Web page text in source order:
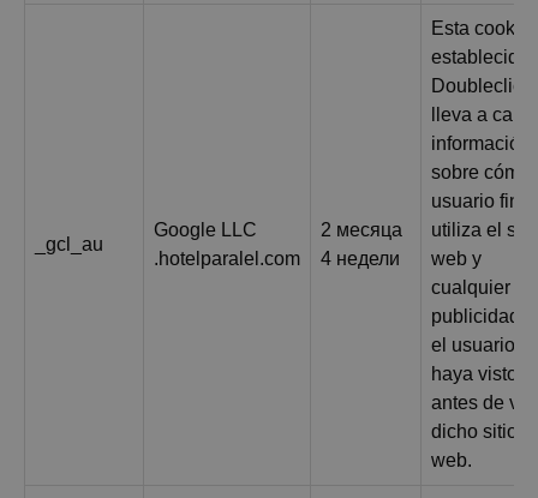
_gcl_au
Google LLC
.hotelparalel.com
2 месяца
4 недели
Esta cookie
establecida
Doubleclick
lleva a cabo
información
sobre cómo
usuario final
utiliza el
web y
cualquier
publicidad
el usuario
haya visto
antes de
dicho sitio
web.